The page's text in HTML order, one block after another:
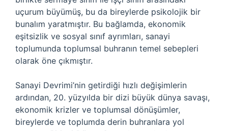
uçurum büyümüş, bu da bireylerde psikolojik bir
bunalım yaratmıştır. Bu bağlamda, ekonomik
eşitsizlik ve sosyal sınıf ayrımları, sanayi
toplumunda toplumsal buhranın temel sebepleri
olarak öne çıkmıştır.
Sanayi Devrimi’nin getirdiği hızlı değişimlerin
ardından, 20. yüzyılda bir dizi büyük dünya savaşı,
ekonomik krizler ve toplumsal dönüşümler,
bireylerde ve toplumda derin buhranlara yol